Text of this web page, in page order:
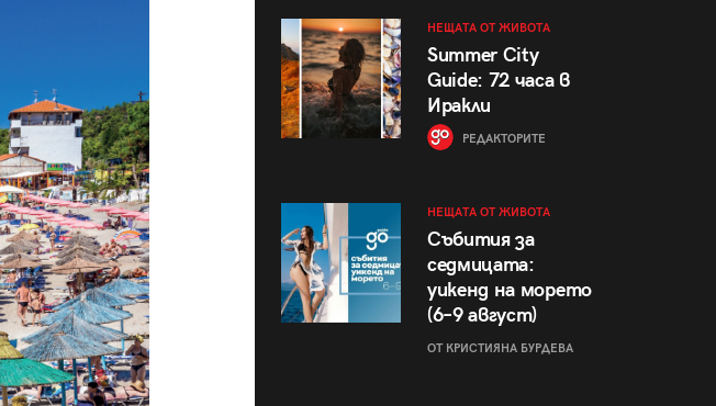
НЕЩАТА ОТ ЖИВОТА
Summer City
Guide: 72 часа в
Иракли
РЕДАКТОРИТЕ
НЕЩАТА ОТ ЖИВОТА
Събития за
седмицата:
уикенд на морето
(6–9 август)
ОТ КРИСТИЯНА БУРДЕВА